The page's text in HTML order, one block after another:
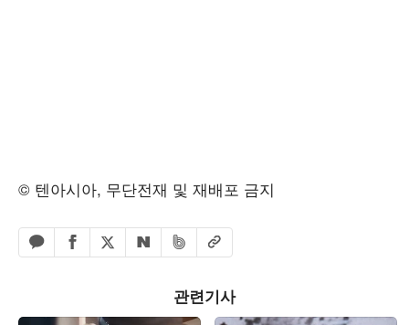
© 텐아시아, 무단전재 및 재배포 금지
카카오톡 공유하기
페이스북 공유하기
엑스 공유하기
네이버 공유하기
밴드 공유하기
URL복사
관련기사